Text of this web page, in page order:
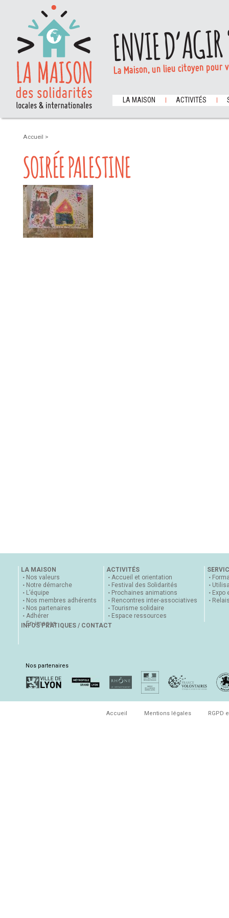
ENVIE
La Maison, un lieu citoyen
LA MAISON ACTIVITÉS
Accueil >
SOIRÉE PALESTINE
LA MAISON
Nos valeurs
Notre démarche
L’équipe
Nos membres adhérents
Nos partenaires
Adhérer
En images
ACTIVITÉS
Accueil et orientation
Festival des Solidarités
Prochaines animations
Rencontres inter-associatives
Tourisme solidaire
Espace ressources
Expo
INFOS PRATIQUES / CONTACT
Nos partenaires
Accueil Mentions légales RGPD